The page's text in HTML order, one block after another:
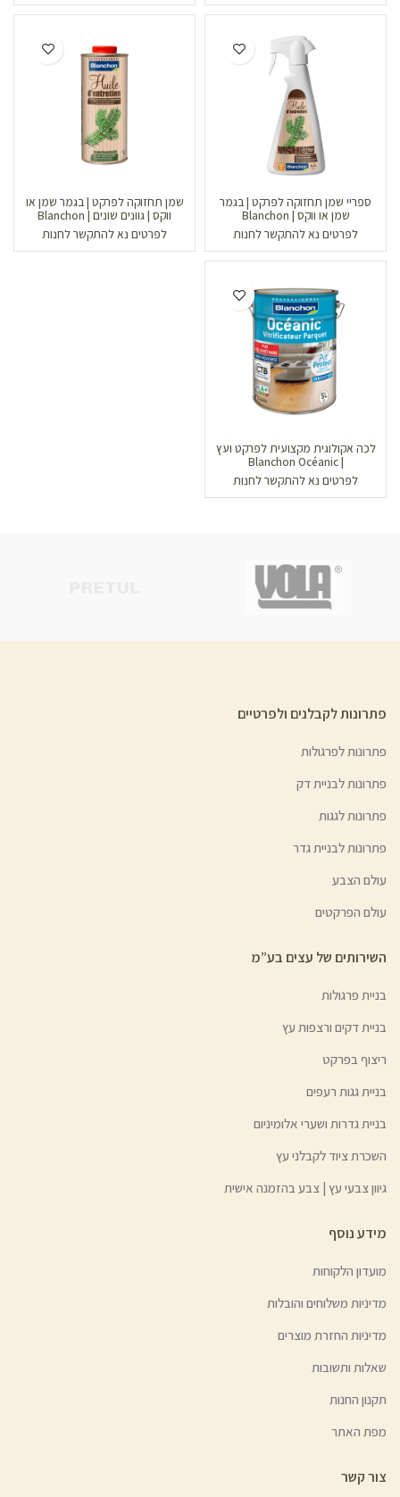
ספריי שמן תחזוקה לפרקט | בגמר
שמן או ווקס | Blanchon
לפרטים נא להתקשר לחנות
שמן תחזוקה לפרקט | בגמר שמן או
ווקס | גוונים שונים | Blanchon
לפרטים נא להתקשר לחנות
לכה אקולוגית מקצועית לפרקט ועץ
| Blanchon Océanic
לפרטים נא להתקשר לחנות
פתרונות לקבלנים ולפרטיים
פתרונות לפרגולות
פתרונות לבניית דק
פתרונות לגגות
פתרונות לבניית גדר
עולם הצבע
עולם הפרקטים
השירותים של עצים בע”מ
בניית פרגולות
בניית דקים ורצפות עץ
ריצוף בפרקט
בניית גגות רעפים
בניית גדרות ושערי אלומיניום
השכרת ציוד לקבלני עץ
גיוון צבעי עץ | צבע בהזמנה אישית
מידע נוסף
מועדון הלקוחות
מדיניות משלוחים והובלות
מדיניות החזרת מוצרים
שאלות ותשובות
תקנון החנות
מפת האתר
צור קשר